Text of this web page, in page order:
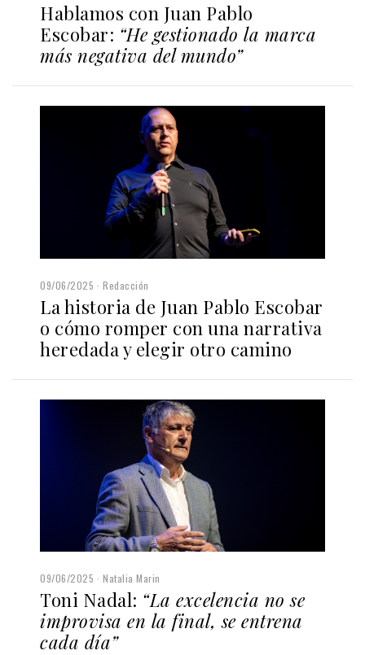
Hablamos con Juan Pablo
Escobar: “He gestionado la marca
más negativa del mundo”
09/06/2025 Redacción
La historia de Juan Pablo Escobar
o cómo romper con una narrativa
heredada y elegir otro camino
09/06/2025 Natalia Marin
Toni Nadal: “La excelencia no se
improvisa en la final, se entrena
cada día”